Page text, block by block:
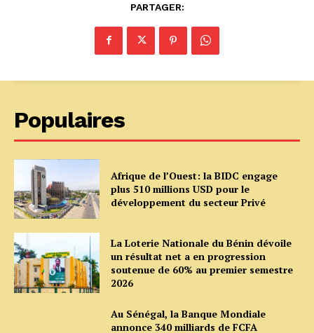
PARTAGER:
Populaires
Afrique de l’Ouest: la BIDC engage
plus 510 millions USD pour le
développement du secteur Privé
La Loterie Nationale du Bénin dévoile
un résultat net a en progression
soutenue de 60% au premier semestre
2026
Au Sénégal, la Banque Mondiale
annonce 340 milliards de FCFA